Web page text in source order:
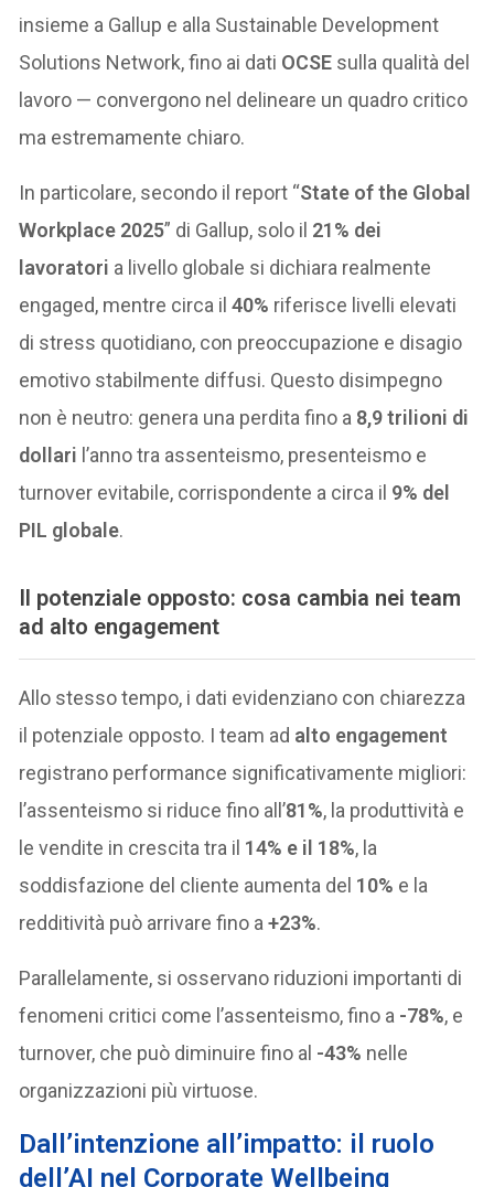
insieme a Gallup e alla Sustainable Development
Solutions Network, fino ai dati OCSE sulla qualità del
lavoro — convergono nel delineare un quadro critico
ma estremamente chiaro.
In particolare, secondo il report “State of the Global
Workplace 2025” di Gallup, solo il 21% dei
lavoratori a livello globale si dichiara realmente
engaged, mentre circa il40% riferisce livelli elevati
di stress quotidiano, con preoccupazione e disagio
emotivo stabilmente diffusi. Questo disimpegno
non è neutro: genera una perdita fino a 8,9 trilioni di
dollari l’anno tra assenteismo, presenteismo e
turnover evitabile, corrispondente a circa il 9% del
PIL globale.
Il potenziale opposto: cosa cambia nei team
ad alto engagement
Allo stesso tempo, i dati evidenziano con chiarezza
il potenziale opposto. I team ad alto engagement
registrano performance significativamente migliori:
l’assenteismo si riduce fino all’81%, la produttività e
le vendite in crescita tra il 14% e il 18%, la
soddisfazione del cliente aumenta del 10% e la
redditività può arrivare fino a+23%.
Parallelamente, si osservano riduzioni importanti di
fenomeni critici come l’assenteismo, fino a -78%, e
turnover, che può diminuire fino al -43% nelle
organizzazioni più virtuose.
Dall’intenzione all’impatto: il ruolo
dell’AI nel Corporate Wellbeing